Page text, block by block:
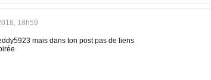
18h59
mais dans ton post pas de liens